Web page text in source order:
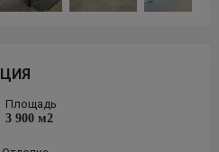
Площадь
3 900 м2